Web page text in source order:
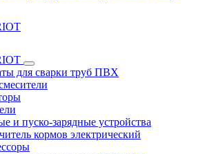
для сварки труб ПВХ
и пуско-зарядные устройства
кормов электрический